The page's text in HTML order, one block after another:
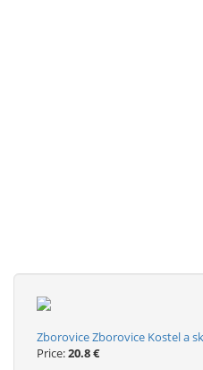
Zborovice Zborovice Kostel a
Price:20.8 €